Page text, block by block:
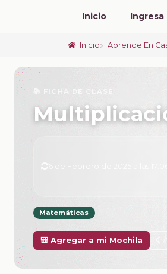
Inicio Ingresa
Inicio Aprende En
📚 FICHA DE CLASE
Matemáticas
🎒 Agregar a mi Mochila